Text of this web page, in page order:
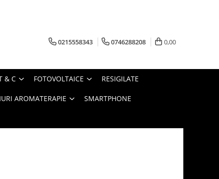
0215558343 0746288208 0,00
& C FOTOVOLTAICE RESIGILATE
AROMATERAPIE SMARTPHONE